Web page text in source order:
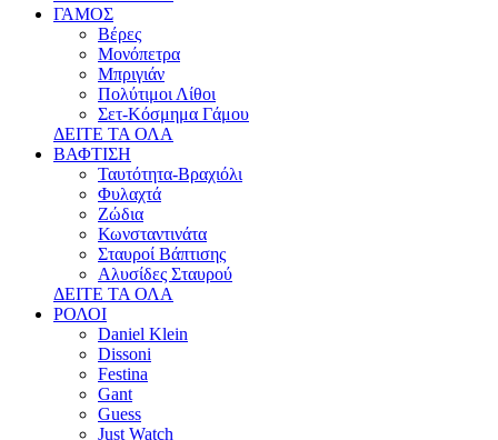
ΓΑΜΟΣ
Βέρες
Μονόπετρα
Μπριγιάν
Πολύτιμοι Λίθοι
Σετ-Κόσμημα Γάμου
ΔΕΙΤΕ ΤΑ ΟΛΑ
ΒΑΦΤΙΣΗ
Ταυτότητα-Βραχιόλι
Φυλαχτά
Ζώδια
Κωνσταντινάτα
Σταυροί Βάπτισης
Αλυσίδες Σταυρού
ΔΕΙΤΕ ΤΑ ΟΛΑ
ΡΟΛΟΙ
Daniel Klein
Dissoni
Festina
Gant
Guess
Just Watch